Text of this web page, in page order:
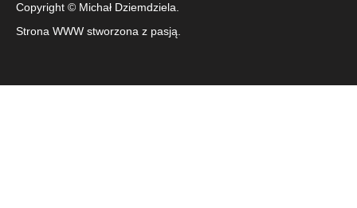
Copyright © Michał Dziemdziela.
Strona WWW stworzona z pasją.